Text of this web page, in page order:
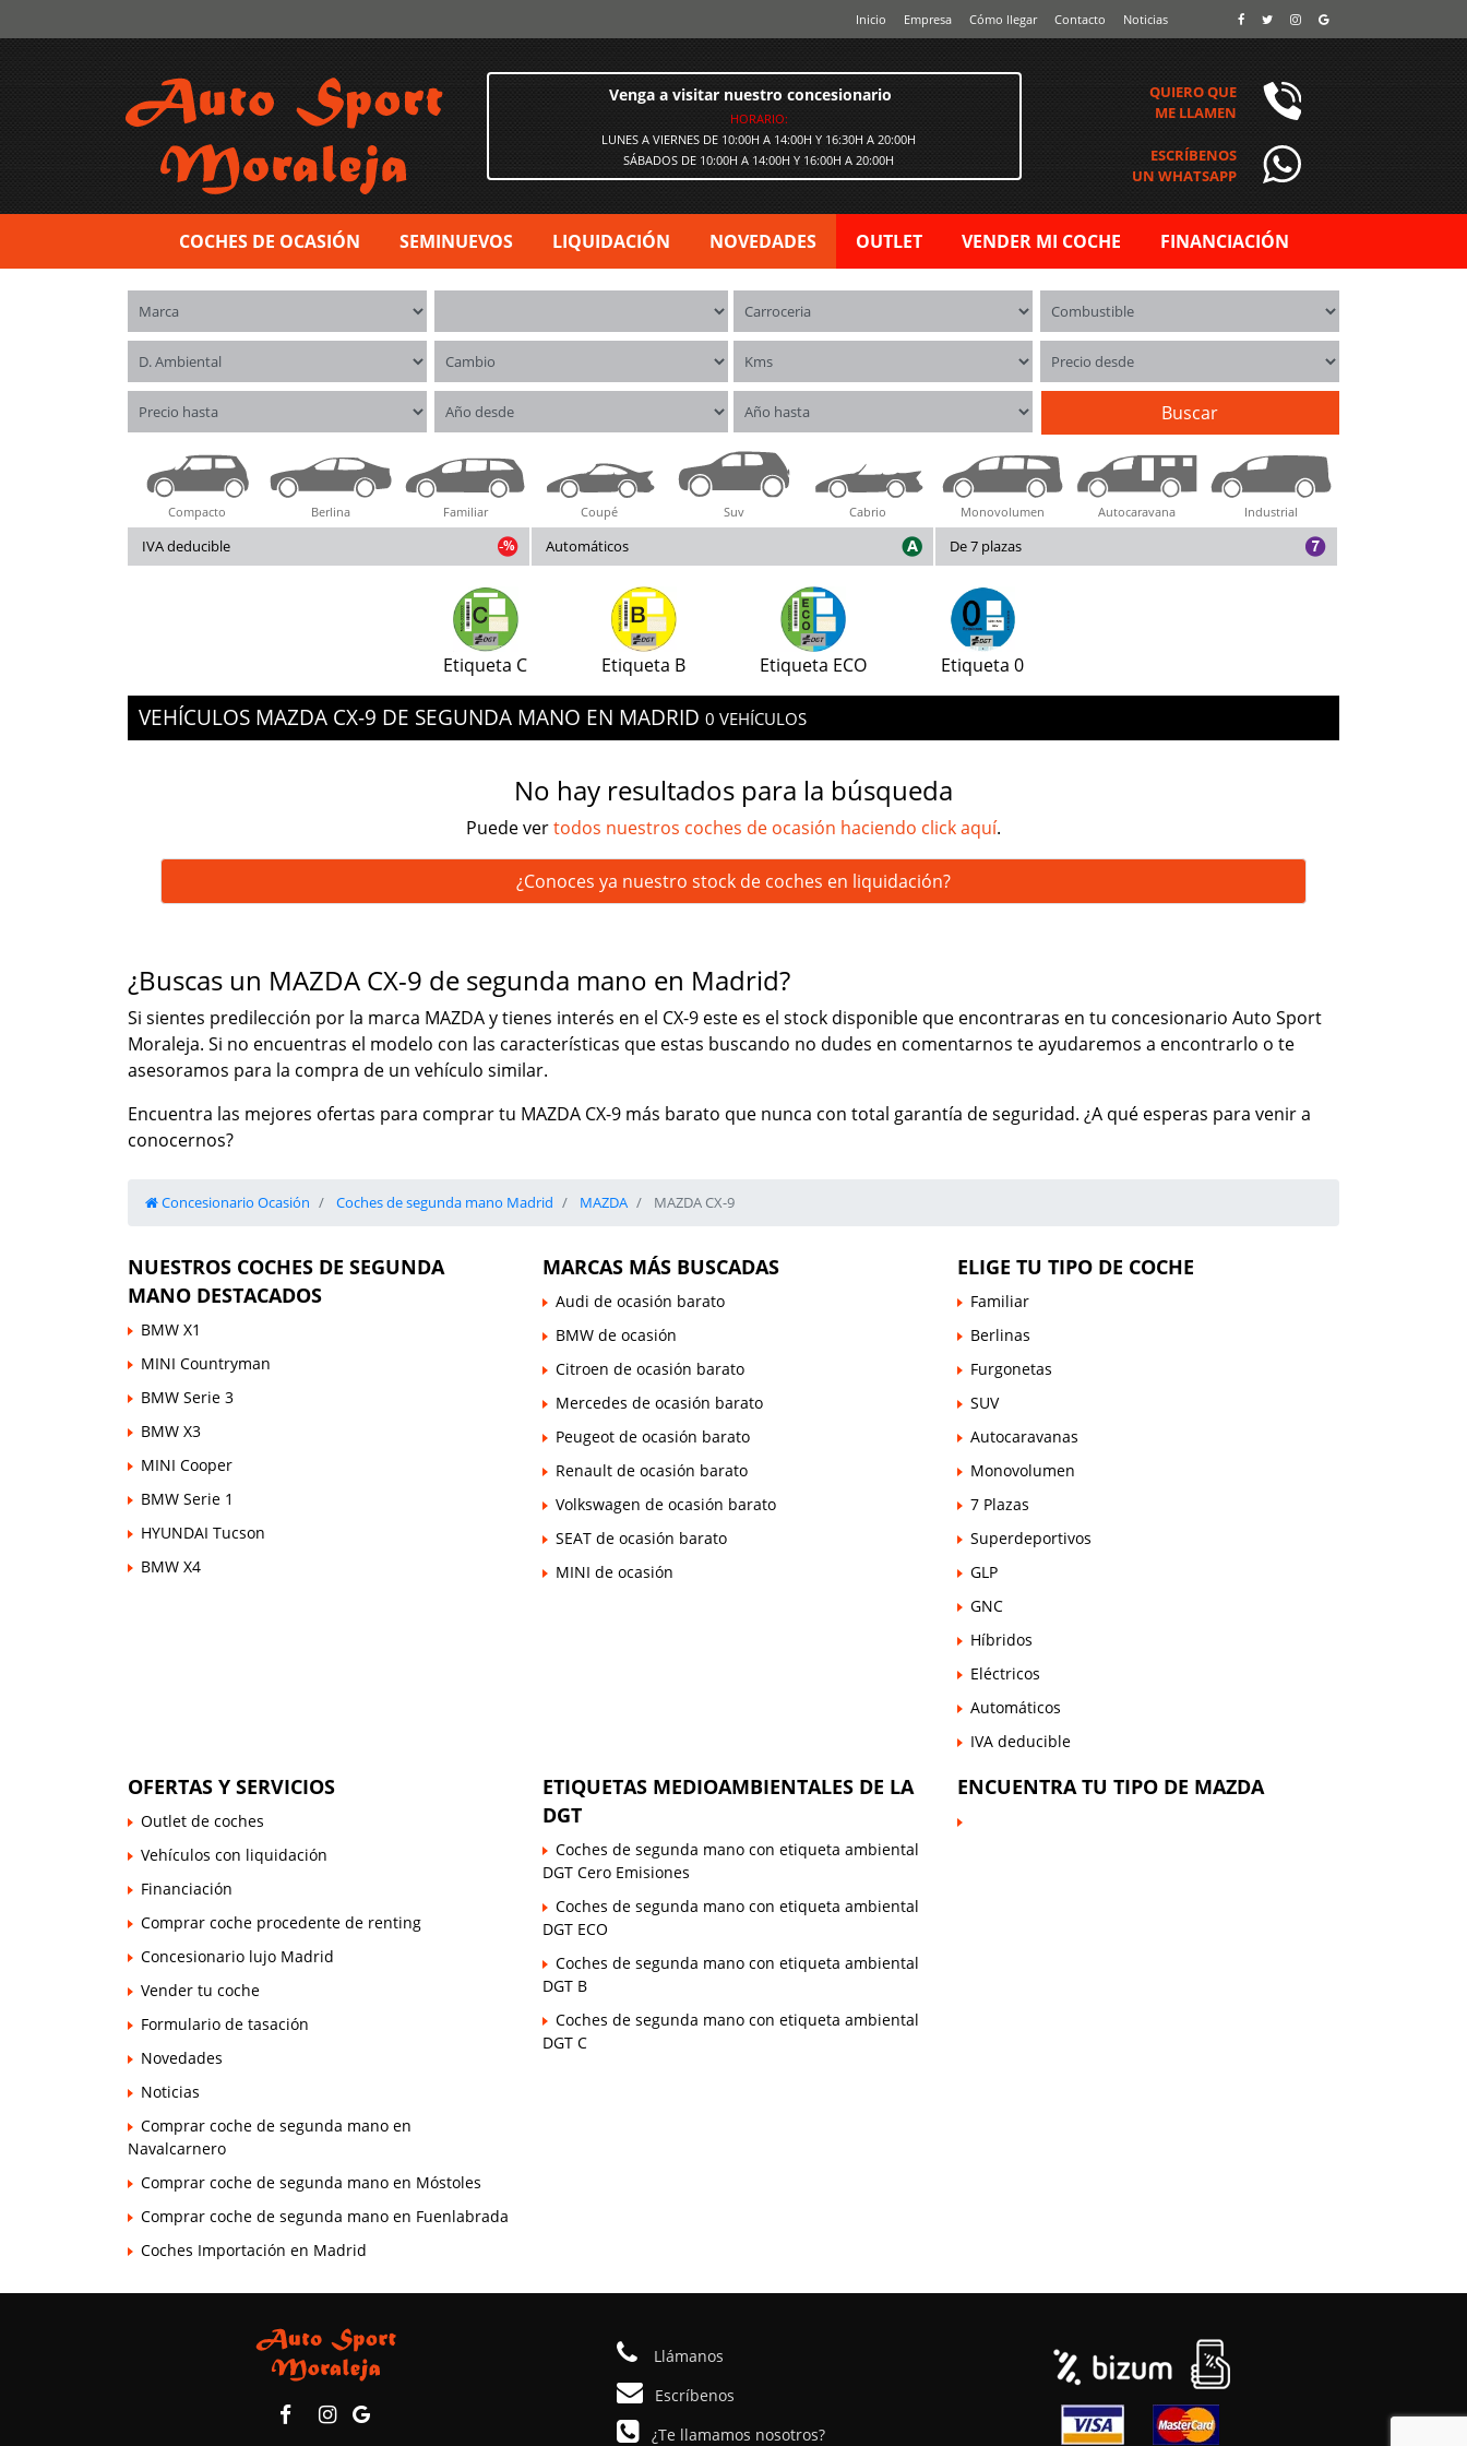
Inicio Empresa Cómo llegar Contacto Noticias
Venga a visitar nuestro concesionario
HORARIO:
LUNES A VIERNES DE 10:00H A 14:00H Y 16:30H A 20:00H
SÁBADOS DE 10:00H A 14:00H Y 16:00H A 20:00H
QUIERO QUE
ME LLAMEN
ESCRÍBENOS
UN WHATSAPP
COCHES DE OCASIÓN SEMINUEVOS LIQUIDACIÓN NOVEDADES OUTLET VENDER MI COCHE FINANCIACIÓN
Marca Carrocerías Combustible
Distintivo ambiental Cambio Kms Precio desde
Precio hasta Año desde Año hasta Buscar
Compacto Berlina Familiar Coupé Suv Cabrio Monovolumen Autocaravana Industrial
IVA deducible Automáticos De 7 plazas
Etiqueta C Etiqueta B Etiqueta ECO Etiqueta 0
VEHÍCULOS MAZDA CX-9 DE SEGUNDA MANO EN MADRID 0 VEHÍCULOS
No hay resultados para la búsqueda
Puede vertodos nuestros coches de ocasión haciendo click aquí.
¿Conoces ya nuestro stock de coches en liquidación?
¿Buscas un MAZDA CX-9 de segunda mano en Madrid?
Si sientes predilección por la marca MAZDA y tienes interés en el CX-9 este es el stock disponible que encontraras en tu concesionario Auto Sport
Moraleja. Si no encuentras el modelo con las características que estas buscando no dudes en comentarnos te ayudaremos a encontrarlo o te
asesoramos para la compra de un vehículo similar.
Encuentra las mejores ofertas para comprar tu MAZDA CX-9 más barato que nunca con total garantía de seguridad. ¿A qué esperas para venir a
conocernos?
Concesionario Ocasión Coches de segunda mano Madrid MAZDA MAZDA CX-9
NUESTROS COCHES DE SEGUNDA
MANO DESTACADOS
BMW X1
MINI Countryman
BMW Serie 3
BMW X3
MINI Cooper
BMW Serie 1
HYUNDAI Tucson
BMW X4
MARCAS MÁS BUSCADAS
Audi de ocasión barato
BMW de ocasión
Citroen de ocasión barato
Mercedes de ocasión barato
Peugeot de ocasión barato
Renault de ocasión barato
Volkswagen de ocasión barato
SEAT de ocasión barato
MINI de ocasión
ELIGE TU TIPO DE COCHE
Familiar
Berlinas
Furgonetas
SUV
Autocaravanas
Monovolumen
7 Plazas
Superdeportivos
GLP
GNC
Híbridos
Eléctricos
Automáticos
IVA deducible
OFERTAS Y SERVICIOS
Outlet de coches
Vehículos con liquidación
Financiación
Comprar coche procedente de renting
Concesionario lujo Madrid
Vender tu coche
Formulario de tasación
Novedades
Noticias
Comprar coche de segunda mano en
Navalcarnero
Comprar coche de segunda mano en Móstoles
Comprar coche de segunda mano en Fuenlabrada
Coches Importación en Madrid
ETIQUETAS MEDIOAMBIENTALES DE LA
DGT
Coches de segunda mano con etiqueta ambiental
DGT Cero Emisiones
Coches de segunda mano con etiqueta ambiental
DGT ECO
Coches de segunda mano con etiqueta ambiental
DGT B
Coches de segunda mano con etiqueta ambiental
DGT C
ENCUENTRA TU TIPO DE MAZDA
Llámanos
Escríbenos
¿Te llamamos nosotros?